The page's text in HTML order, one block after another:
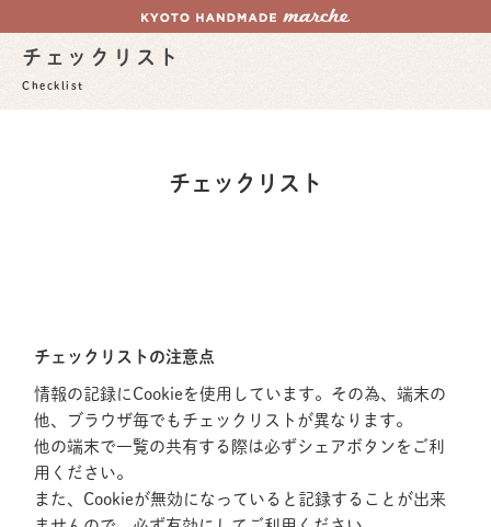
チェックリスト
Checklist
チェックリスト
チェックリストの注意点
情報の記録にCookieを使用しています。その為、端末の
他、ブラウザ毎でもチェックリストが異なります。
他の端末で一覧の共有する際は必ずシェアボタンをご利
用ください。
また、Cookieが無効になっていると記録することが出来